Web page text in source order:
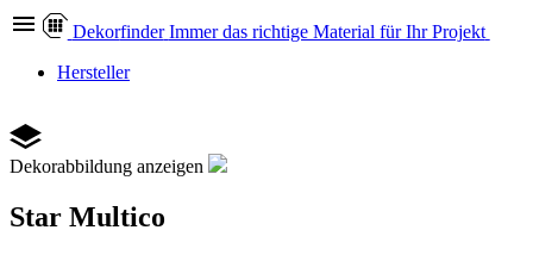
Dekorfinder Immer das richtige Material für Ihr Projekt
Hersteller
Dekorabbildung anzeigen
Star Multico